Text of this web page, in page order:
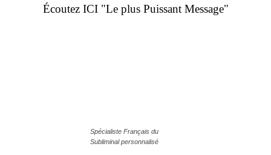
Écoutez ICI "Le plus Puissant Message"
Spécialiste Français du
Subliminal personnalisé